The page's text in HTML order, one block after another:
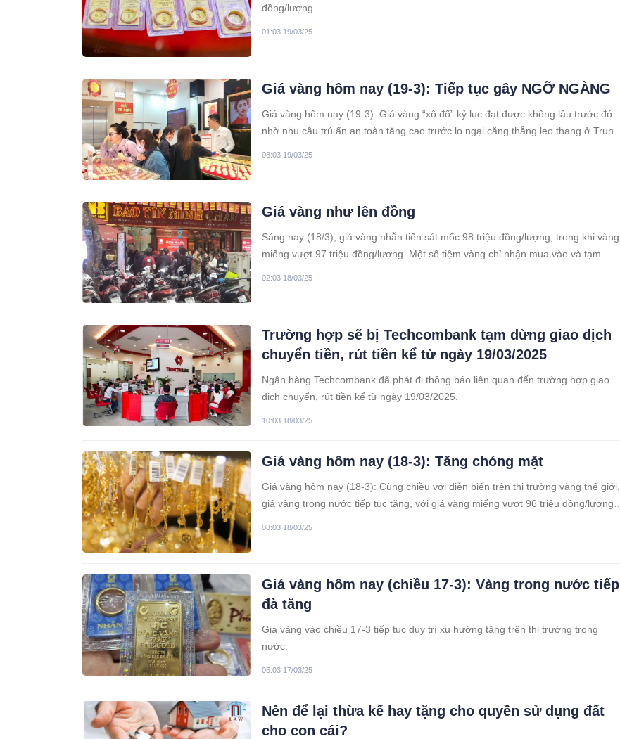
đồng/lượng.
01:03 19/03/25
Giá vàng hôm nay (19-3): Tiếp tục gây NGỠ NGÀNG
Giá vàng hôm nay (19-3): Giá vàng “xô đổ” kỷ lục đạt được không lâu trước đó
nhờ nhu cầu trú ẩn an toàn tăng cao trước lo ngại căng thẳng leo thang ở Trung
08:03 19/03/25
Giá vàng như lên đồng
Sáng nay (18/3), giá vàng nhẫn tiến sát mốc 98 triệu đồng/lượng, trong khi vàng
miếng vượt 97 triệu đồng/lượng. Một số tiệm vàng chỉ nhận mua vào và tạm
02:03 18/03/25
Trường hợp sẽ bị Techcombank tạm dừng giao dịch
chuyển tiền, rút tiền kể từ ngày 19/03/2025
Ngân hàng Techcombank đã phát đi thông báo liên quan đến trường hợp giao
dịch chuyển, rút tiền kể từ ngày 19/03/2025.
10:03 18/03/25
Giá vàng hôm nay (18-3): Tăng chóng mặt
Giá vàng hôm nay (18-3): Cùng chiều với diễn biến trên thị trường vàng thế giới,
giá vàng trong nước tiếp tục tăng, với giá vàng miếng vượt 96 triệu đồng/lượng,
08:03 18/03/25
Giá vàng hôm nay (chiều 17-3): Vàng trong nước tiếp
đà tăng
Giá vàng vào chiều 17-3 tiếp tục duy trì xu hướng tăng trên thị trường trong
nước.
05:03 17/03/25
Nên để lại thừa kế hay tặng cho quyền sử dụng đất
cho con cái?